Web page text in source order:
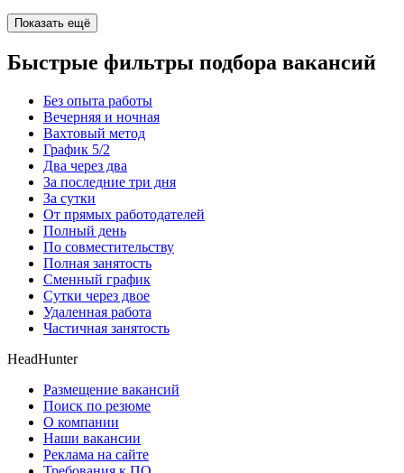
Показать ещё
Быстрые фильтры подбора вакансий
Без опыта работы
Вечерняя и ночная
Вахтовый метод
График 5/2
Два через два
За последние три дня
За сутки
От прямых работодателей
Полный день
По совместительству
Полная занятость
Сменный график
Сутки через двое
Удаленная работа
Частичная занятость
HeadHunter
Размещение вакансий
Поиск по резюме
О компании
Наши вакансии
Реклама на сайте